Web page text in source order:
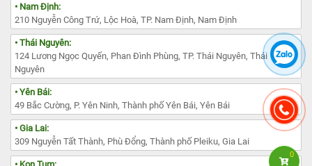
• Nam Định:
210 Nguyễn Công Trứ, Lộc Hoà, TP. Nam Định, Nam Định
• Thái Nguyên:
124 Lương Ngọc Quyến, Phan Đình Phùng, TP. Thái Nguyên, Thái
Nguyên
• Yên Bái:
49 Bắc Cường, P. Yên Ninh, Thành phố Yên Bái, Yên Bái
• Gia Lai:
309 Nguyễn Tất Thành, Phù Đổng, Thành phố Pleiku, Gia Lai
0